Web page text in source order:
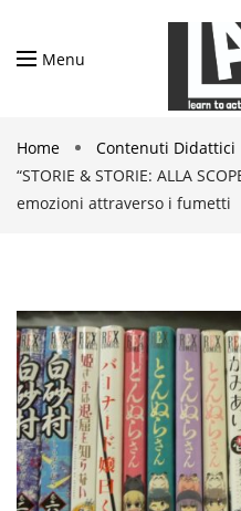
Menu
Home Contenuti Didattici
“STORIE & STORIE: ALLA
emozioni attraverso i fumetti